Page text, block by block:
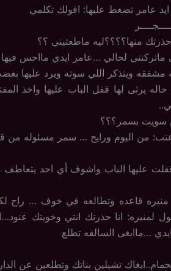
عامر تضغط عليها: اقولك تكلمي
منها؟؟؟؟ليه ماطعتيني ؟؟
لحالي …عامر ايدي مااحس فيها
مشفقه ويتذكر اللي سوته ويرد عليها
يرثى لها قفل الباب عليها واخذ
سويت بسمر؟؟؟
من اليوم ورايح … سمر مسئوله من
عليها الباب واشوف أي احد يتعاطف
قاعده وتطالعه في خوف … راح
لمنيره: انا حذرتك انتي وخويتك
…ماابغى السالفه تطلع
تشيلين بناتك وتطلعين عن